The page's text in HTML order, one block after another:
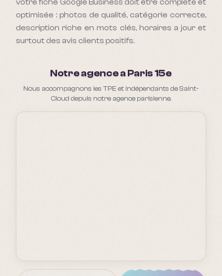
votre fiche Google Business doit être complète et
optimisée : photos de qualité, catégorie correcte,
description riche en mots clés, horaires a jour et
surtout des avis clients positifs.
Notre agence a Paris 15e
Nous accompagnons les TPE et indépendants de Saint-
Cloud depuis notre agence parisienne.